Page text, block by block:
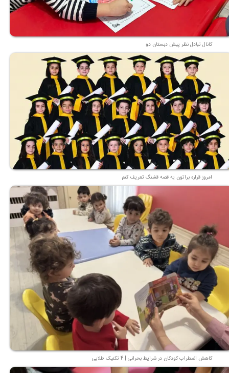
کانال تبادل نظر پیش دبستان دو
امروز قراره براتون یه قصه قشنگ تعریف کنم
کاهش اضطراب کودکان در شرایط بحرانی | 4 تکنیک طلایی